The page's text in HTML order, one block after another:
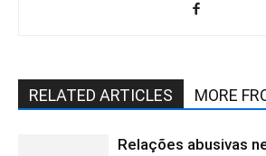
RELATED ARTICLES MORE
Relações abusivas